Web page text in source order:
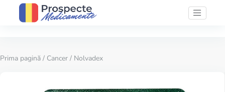
Prima pagină / Cancer / Nolvadex